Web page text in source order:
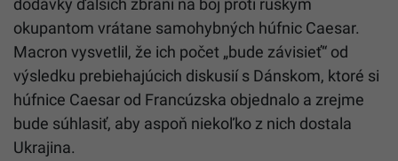
okupantom vrátane samohybných húfnic Caesar.
Macron vysvetlil, že ich počet „bude závisieť“ od
výsledku prebiehajúcich diskusií s Dánskom, ktoré si
húfnice Caesar od Francúzska objednalo a zrejme
bude súhlasiť, aby aspoň niekoľko z nich dostala
Ukrajina.